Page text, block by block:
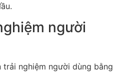
người
nghiệm người dùng bằng